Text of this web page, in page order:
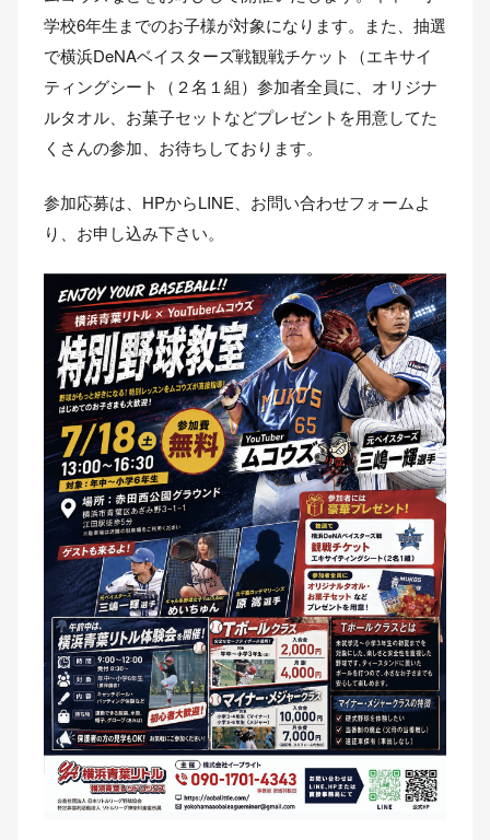
学校6年生までのお子様が対象になります。また、抽選
で横浜DeNAベイスターズ戦観戦チケット（エキサイ
ティングシート（２名１組）参加者全員に、オリジナ
ルタオル、お菓子セットなどプレゼントを用意してた
くさんの参加、お待ちしております。
参加応募は、HPからLINE、お問い合わせフォームよ
り、お申し込み下さい。